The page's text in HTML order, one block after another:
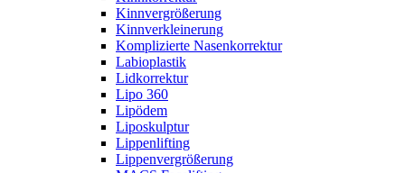
Kinnvergrößerung
Kinnverkleinerung
Komplizierte Nasenkorrektur
Labioplastik
Lidkorrektur
Lipo 360
Lipödem
Liposkulptur
Lippenlifting
Lippenvergrößerung